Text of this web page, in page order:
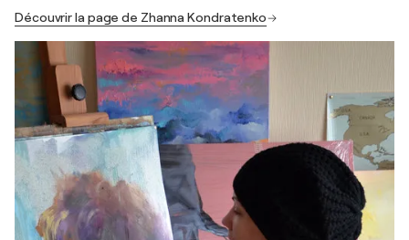
Découvrir la page de Zhanna Kondratenko